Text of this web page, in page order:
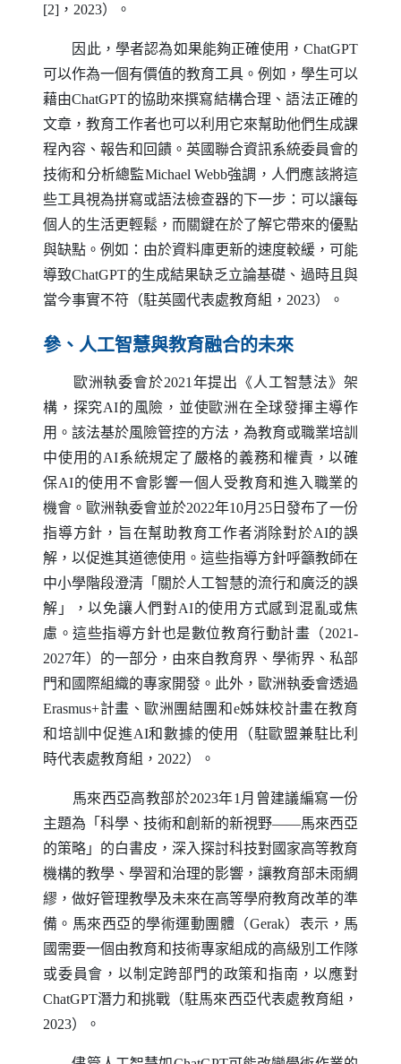
[2]，2023）。
因此，學者認為如果能夠正確使用， ChatGPT
可以作為一個有價值的教育工具。例如，學生可以
藉由ChatGPT的協助來撰寫結構合理、語法正確的
文章，教育工作者也可以利用它來幫助他們生成課
程內容、報告和回饋。英國聯合資訊系統委員會的
技術和分析總監Michael Webb強調，人們應該將這
些工具視為拼寫或語法檢查器的下一步：可以讓每
個人的生活更輕鬆，而關鍵在於了解它帶來的優點
與缺點。例如：由於資料庫更新的速度較緩，可能
導致ChatGPT的生成結果缺乏立論基礎、過時且與
當今事實不符（駐英國代表處教育組，2023）。
參、人工智慧與教育融合的未來
歐洲執委會於2021年提出《人工智慧法》架
構，探究AI的風險，並使歐洲在全球發揮主導作
用。該法基於風險管控的方法，為教育或職業培訓
中使用的AI系統規定了嚴格的義務和權責，以確
保AI的使用不會影響一個人受教育和進入職業的
機會。歐洲執委會並於2022年10月25日發布了一份
指導方針，旨在幫助教育工作者消除對於AI的誤
解，以促進其道德使用。這些指導方針呼籲教師在
中小學階段澄清「關於人工智慧的流行和廣泛的誤
解」，以免讓人們對AI的使用方式感到混亂或焦
慮。這些指導方針也是數位教育行動計畫（2021-
2027年）的一部分，由來自教育界、學術界、私部
門和國際組織的專家開發。此外，歐洲執委會透過
Erasmus+計畫、歐洲團結團和e姊妹校計畫在教育
和培訓中促進AI和數據的使用（駐歐盟兼駐比利
時代表處教育組，2022）。
馬來西亞高教部於2023年1月曾建議編寫一份
主題為「科學、技術和創新的新視野——馬來西亞
的策略」的白書皮，深入探討科技對國家高等教育
機構的教學、學習和治理的影響，讓教育部未雨綢
繆，做好管理教學及未來在高等學府教育改革的準
備。馬來西亞的學術運動團體（Gerak）表示，馬
國需要一個由教育和技術專家組成的高級別工作隊
或委員會，以制定跨部門的政策和指南，以應對
ChatGPT潛力和挑戰（駐馬來西亞代表處教育組，
2023）。